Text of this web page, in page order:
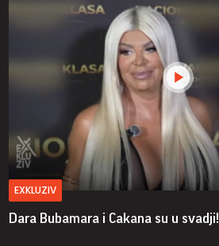
EXKLUZIV
Dara Bubamara i Cakana su u svadji!